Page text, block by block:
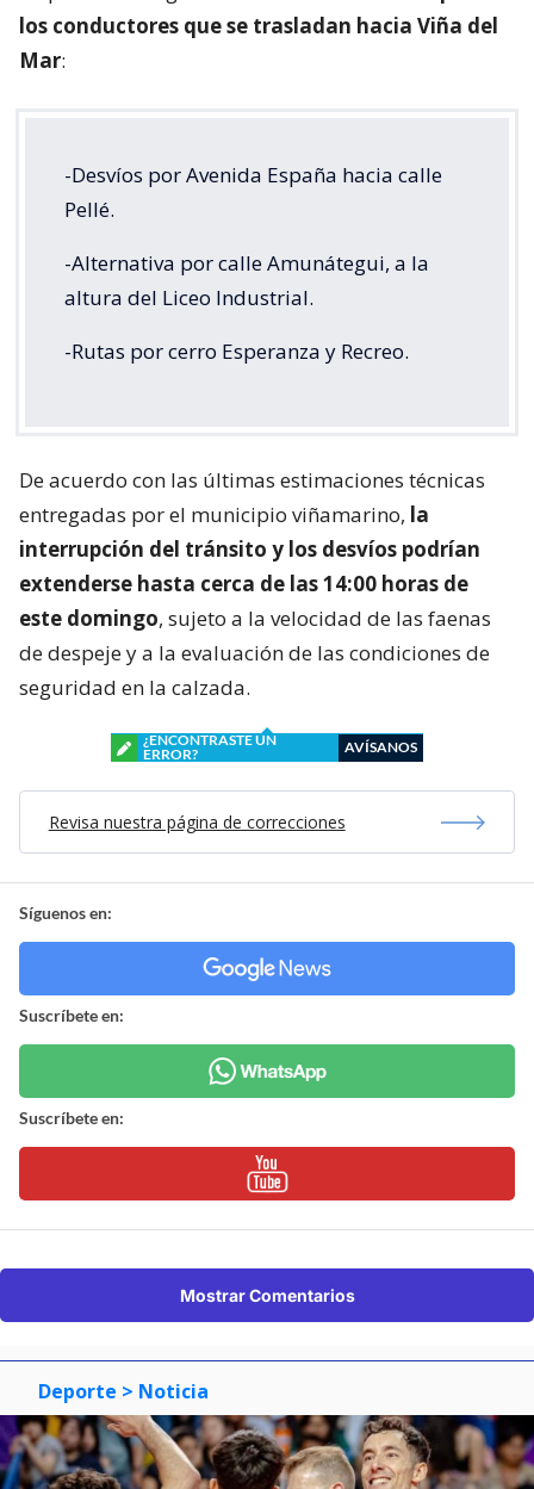
los conductores que se trasladan hacia Viña del
Mar:
-Desvíos por Avenida España hacia calle
Pellé.
-Alternativa por calle Amunátegui, a la
altura del Liceo Industrial.
-Rutas por cerro Esperanza y Recreo.
De acuerdo con las últimas estimaciones técnicas
entregadas por el municipio viñamarino, la
interrupción del tránsito y los desvíos podrían
extenderse hasta cerca de las 14:00 horas de
este domingo, sujeto a la velocidad de las faenas
de despeje y a la evaluación de las condiciones de
seguridad en la calzada.
¿ENCONTRASTE UN
ERROR?
AVÍSANOS
Revisa nuestra página de correcciones
Síguenos en:
Suscríbete en:
Suscríbete en:
Mostrar Comentarios
Deporte > Noticia